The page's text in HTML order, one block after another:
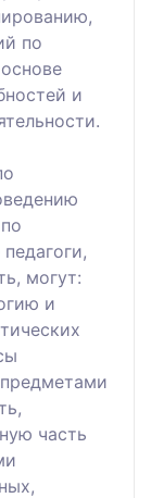
по
и
могут:
и
часть